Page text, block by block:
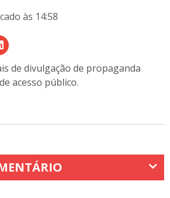
às 14:58
de divulgação de propaganda
acesso público.